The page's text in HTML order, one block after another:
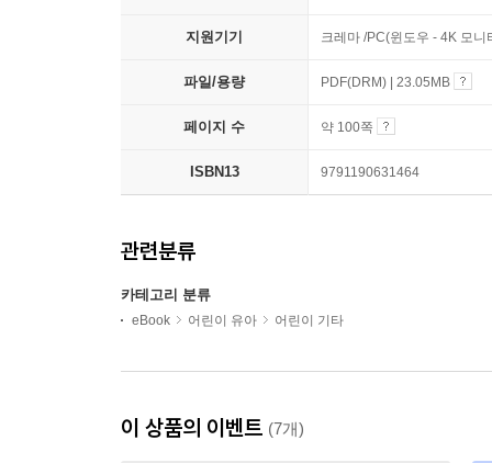
지원기기 크레마 /PC(윈도우 - 4K 모
파일/용량 PDF(DRM) | 23.05MB
페이지 수 약 100쪽
ISBN13 9791190631464
관련분류
카테고리 분류
eBook 어린이 유아 어린이 기타
이 상품의 이벤트 (7개)